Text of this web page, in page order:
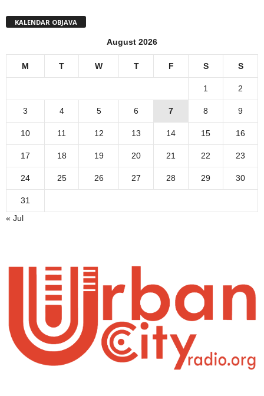
KALENDAR OBJAVA
August 2026
M T W T F S S
1 2
3 4 5 6 7 8 9
10 11 12 13 14 15 16
17 18 19 20 21 22 23
24 25 26 27 28 29 30
31
« Jul